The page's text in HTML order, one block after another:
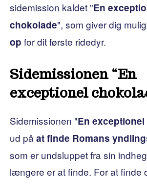
sidemission kaldet "En
chokolade", som giver dig
op for dit første ridedyr.
Sidemissionen “En
exceptionel
Sidemissionen "En
ud på at finde Romans
som er undsluppet fra sin
længere er at finde. For at finde